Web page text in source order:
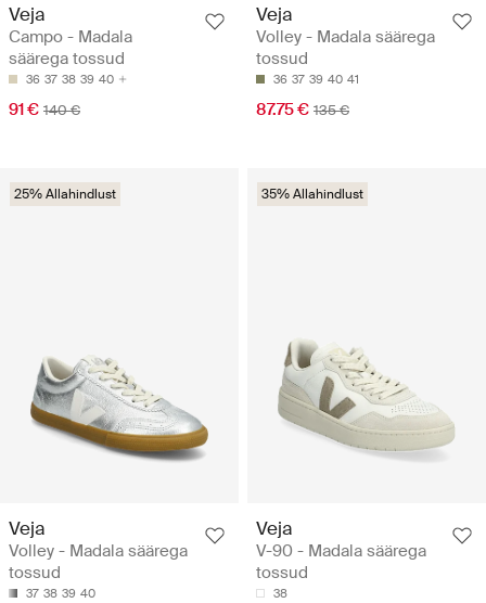
Veja
Campo - Madala
säärega tossud
36 37 38 39 40
91 € 140 €
Veja
Volley - Madala säärega
tossud
36 37 39 40 41
87.75 € 135 €
25% Allahindlust
Veja
Volley - Madala säärega
tossud
37 38 39 40
35% Allahindlust
Veja
V-90 - Madala säärega
tossud
38